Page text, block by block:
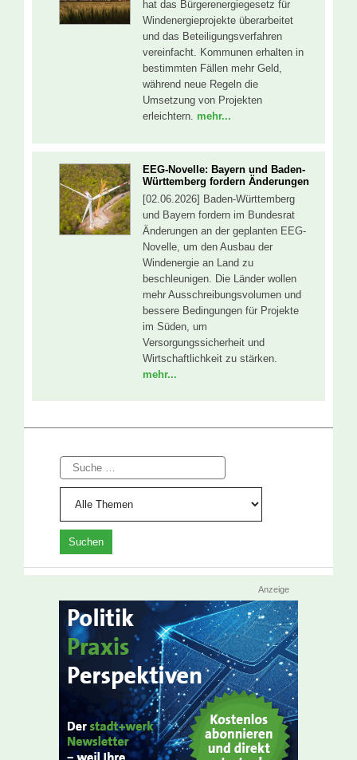
hat das Bürgerenergiegesetz für
Windenergieprojekte überarbeitet
und das Beteiligungsverfahren
vereinfacht. Kommunen erhalten in
bestimmten Fällen mehr Geld,
während neue Regeln die
Umsetzung von Projekten
erleichtern. mehr...
EEG-Novelle: Bayern und Baden-
Württemberg fordern Änderungen
[02.06.2026] Baden-Württemberg
und Bayern fordern im Bundesrat
Änderungen an der geplanten EEG-
Novelle, um den Ausbau der
Windenergie an Land zu
beschleunigen. Die Länder wollen
mehr Ausschreibungsvolumen und
bessere Bedingungen für Projekte
im Süden, um
Versorgungssicherheit und
Wirtschaftlichkeit zu stärken.
mehr...
Suche
Anzeige